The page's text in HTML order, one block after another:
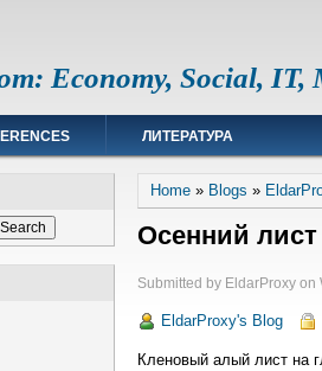
Economy, Social, IT,
ЛИТЕРАТУРА
Breadcrumb
Home Blogs
Осенний лист
Submitted by EldarProxy on
EldarProxy's Blog
Кленовый алый лист на